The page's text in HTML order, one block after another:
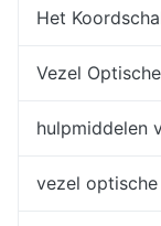
Het
Vezel
hulpmiddelen
vezel